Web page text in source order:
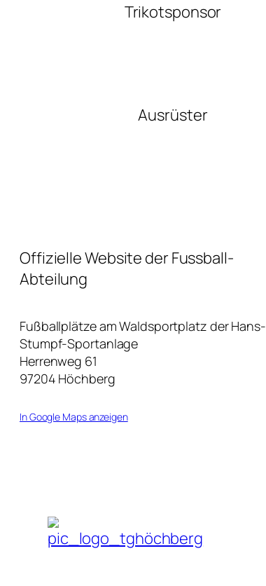
Trikotsponsor
Ausrüster
Offizielle Website der Fussball-
Abteilung
Fußballplätze am Waldsportplatz der Hans-
Stumpf-Sportanlage
Herrenweg 61
97204 Höchberg
In Google Maps anzeigen